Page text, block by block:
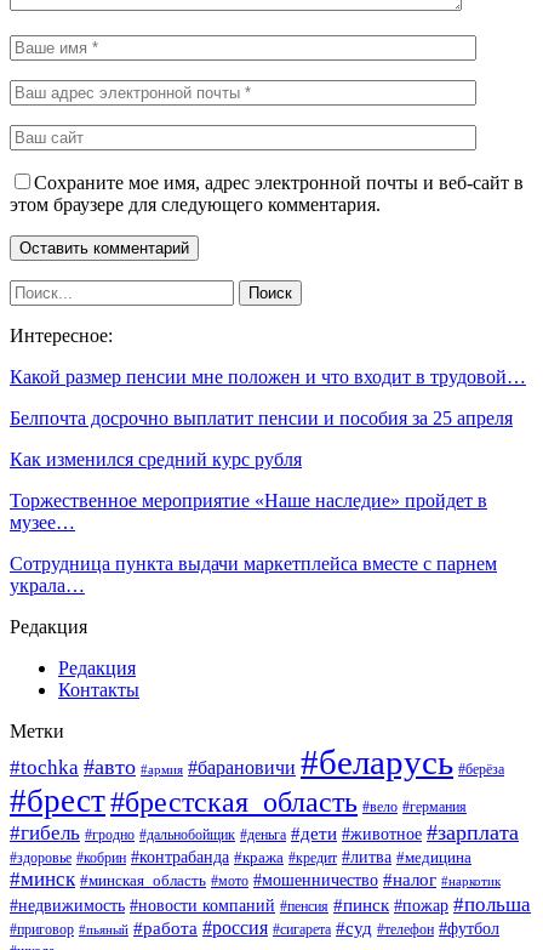
Сохраните мое имя, адрес электронной почты и веб-сайт в
этом браузере для следующего комментария.
Интересное:
Какой размер пенсии мне положен и что входит в трудовой…
Белпочта досрочно выплатит пенсии и пособия за 25 апреля
Как изменился средний курс рубля
Торжественное мероприятие «Наше наследие» пройдет в
музее…
Сотрудница пункта выдачи маркетплейса вместе с парнем
украла…
Редакция
Редакция
Контакты
Метки
#tochka #авто #армия #барановичи #беларусь #берёза
#брест#брестская_область #вело #германия
#гибель #гродно #дальнобойщик #деньга #дети #животное #зарплата
#здоровье #кобрин #контрабанда #кража #кредит #литва #медицина
#минск #минская_область #мото #мошенничество #налог #наркотик
#недвижимость #новости компаний #пенсия #пинск #пожар #польша
#приговор #пьяный #работа #россия #сигарета #суд #телефон #футбол